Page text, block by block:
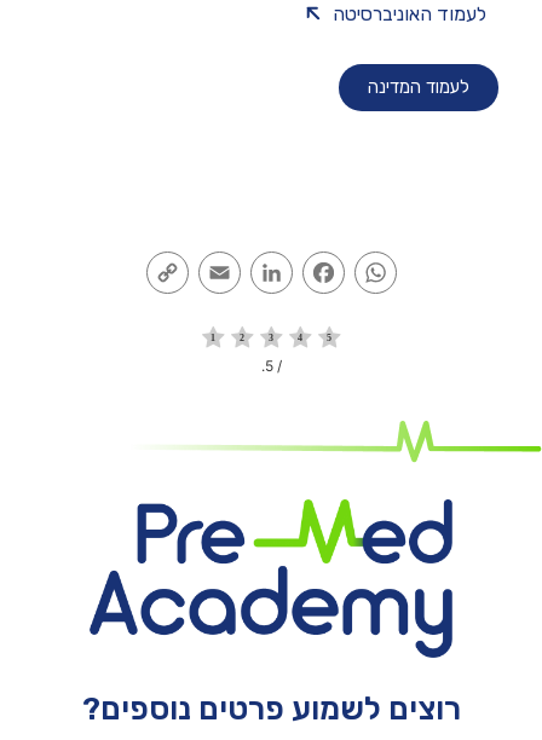
לעמוד האוניברסיטה
לעמוד המדינה
WhatsApp
Facebook
LinkedIn
Email
/ 5.
רוצים לשמוע פרטים נוספים?